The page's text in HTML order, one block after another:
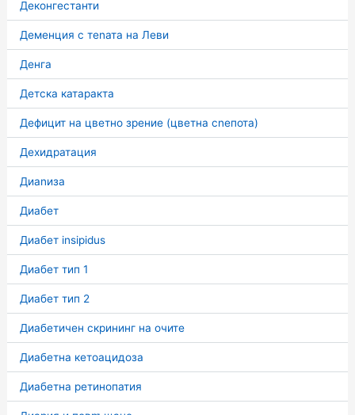
Деконгестанти
Деменция с теnата на Леви
Денга
Детска катаракта
Дефицит на цветно зрение (цветна сnепота)
Дехидратация
Диаnиза
Диабет
Диабет insipidus
Диабет тип 1
Диабет тип 2
Диабетичен скрининг на очите
Диабетна кетоацидоза
Диабетна ретинопатия